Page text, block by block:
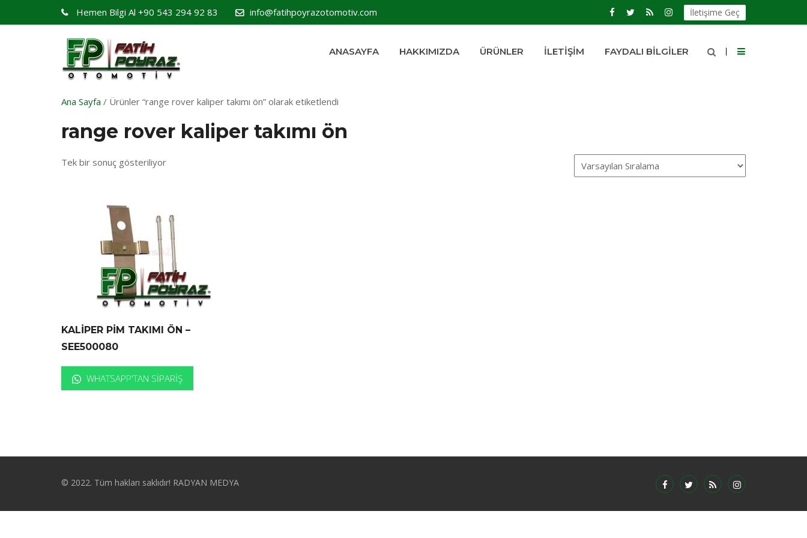
Hemen Bilgi Al +90 543 294 92 83 info@fatihpoyrazotomotiv.com İletişime Geç
ANASAYFA HAKKIMIZDA ÜRÜNLER İLETIŞIM FAYDALI BILGILER
Ana Sayfa / Ürünler “range rover kaliper takımı ön” olarak etiketlendi
range rover kaliper takımı ön
Tek bir sonuç gösteriliyor
KALİPER PİM TAKIMI ÖN –
SEE500080
WHATSAPP'TAN SIPARIŞ
© 2022. Tüm hakları saklıdır! RADYAN MEDYA